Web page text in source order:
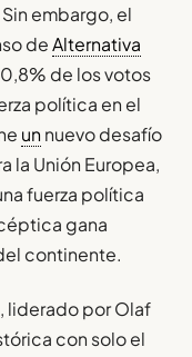
embargo, el
deAlternativa
de los votos
política en el
un nuevo desafío
la Unión Europea,
fuerza política
gana
continente.
liderado por Olaf
con solo el